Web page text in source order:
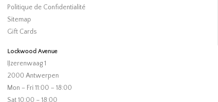
Politique de Confidentialité
Sitemap
Gift Cards
Lockwood Avenue
IJzerenwaag 1
2000 Antwerpen
Mon – Fri 11:00 – 18:00
Sat 10:00 – 18:00